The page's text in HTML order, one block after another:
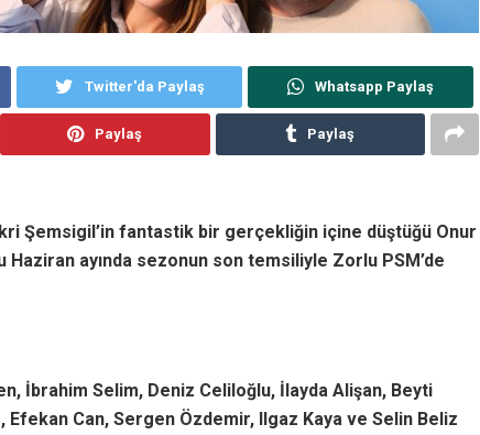
Twitter'da Paylaş Whatsapp Paylaş
Paylaş Paylaş
Şemsigil’in fantastik bir gerçekliğin içine düştüğü Onur
Haziran ayında sezonun son temsiliyle Zorlu PSM’de
İbrahim Selim, Deniz Celiloğlu, İlayda Alişan, Beyti
Can, Sergen Özdemir, Ilgaz Kaya ve Selin Beliz